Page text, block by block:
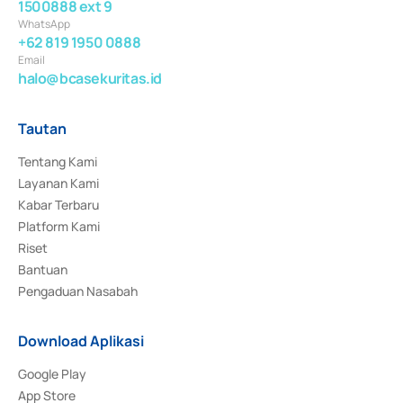
1500888 ext 9
WhatsApp
+62 819 1950 0888
Email
halo@bcasekuritas.id
Tautan
Tentang Kami
Layanan Kami
Kabar Terbaru
Platform Kami
Riset
Bantuan
Pengaduan Nasabah
Download Aplikasi
Google Play
App Store